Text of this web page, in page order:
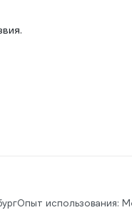
Опыт использования: